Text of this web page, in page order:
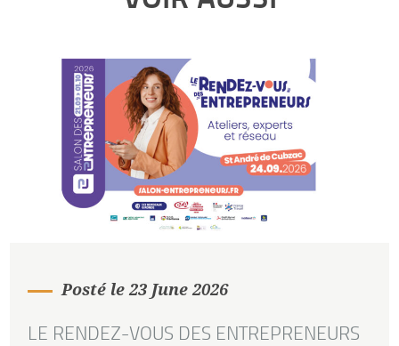
Posté le 23 June 2026
LE RENDEZ-VOUS DES ENTREPRENEURS